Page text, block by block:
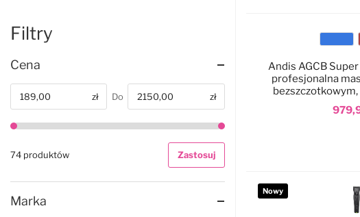
Filtry
Cena
Od zł Do zł
74 produktów Zastosuj
Marka
Kolor
Andis AGCB
profesjonalna
Nowy